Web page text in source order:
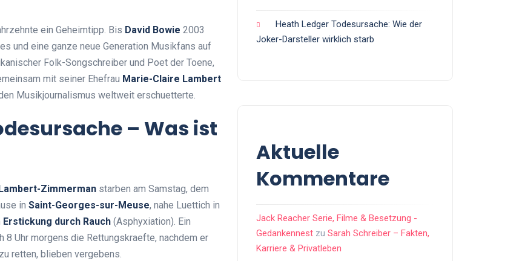
ein Geheimtipp. Bis David Bowie 2003
und eine ganze neue Generation Musikfans auf
Folk-Songschreiber und Poet der Toene,
mit seiner Ehefrau Marie-Claire Lambert
Musikjournalismus weltweit erschuetterte.
– Was ist
Zimmerman starben am Samstag, dem
in Saint-Georges-sur-Meuse, nahe Luettich in
Erstickung durch Rauch (Asphyxiation). Ein
8 Uhr morgens die Rettungskraefte, nachdem er
retten, blieben vergebens.
Heath Ledger Todesursache: Wie der
Joker-Darsteller wirklich starb
Aktuelle
Kommentare
Jack Reacher Serie, Filme & Besetzung -
Gedankennest zu Sarah Schreiber – Fakten,
Karriere & Privatleben